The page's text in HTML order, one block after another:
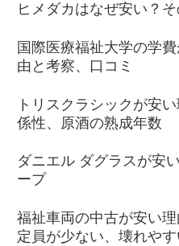
ヒメダカはなぜ安い？
国際医療福祉大学の学
由と考察、口コミ
トリスクラシックが安
係性、原酒の熟成年数
ダニエル ダグラスが安
ープ
福祉車両の中古が安い
定員が少ない、壊れやす